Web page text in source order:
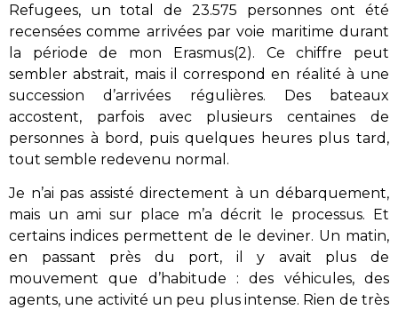
Refugees, un total de 23.575 personnes ont été
recensées comme arrivées par voie maritime durant
la période de mon Erasmus(2). Ce chiffre peut
sembler abstrait, mais il correspond en réalité à une
succession d’arrivées régulières. Des bateaux
accostent, parfois avec plusieurs centaines de
personnes à bord, puis quelques heures plus tard,
tout semble redevenu normal.
Je n’ai pas assisté directement à un débarquement,
mais un ami sur place m’a décrit le processus. Et
certains indices permettent de le deviner. Un matin,
en passant près du port, il y avait plus de
mouvement que d’habitude : des véhicules, des
agents, une activité un peu plus intense. Rien de très